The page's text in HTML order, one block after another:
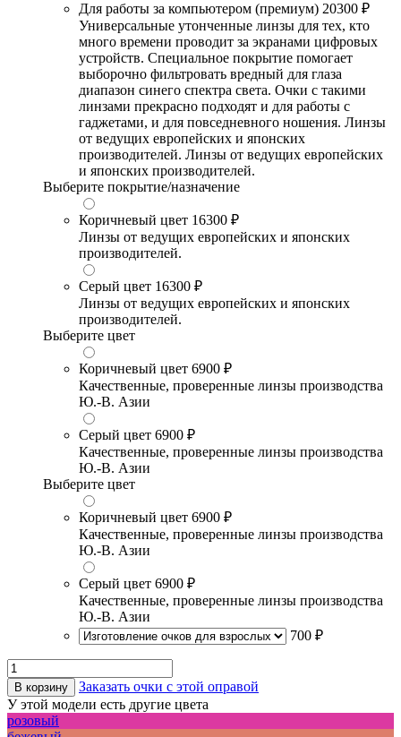
Для работы за компьютером (премиум) 20300 ₽
Универсальные утонченные линзы для тех, кто
много времени проводит за экранами цифровых
устройств. Специальное покрытие помогает
выборочно фильтровать вредный для глаза
диапазон синего спектра света. Очки с такими
линзами прекрасно подходят и для работы с
гаджетами, и для повседневного ношения. Линзы
от ведущих европейских и японских
производителей. Линзы от ведущих европейских
и японских производителей.
Выберите покрытие/назначение
Коричневый цвет 16300 ₽
Линзы от ведущих европейских и японских
производителей.
Серый цвет 16300 ₽
Линзы от ведущих европейских и японских
производителей.
Выберите цвет
Коричневый цвет 6900 ₽
Качественные, проверенные линзы производства
Ю.-В. Азии
Серый цвет 6900 ₽
Качественные, проверенные линзы производства
Ю.-В. Азии
Выберите цвет
Коричневый цвет 6900 ₽
Качественные, проверенные линзы производства
Ю.-В. Азии
Серый цвет 6900 ₽
Качественные, проверенные линзы производства
Ю.-В. Азии
700 ₽
В корзину
Заказать очки с этой оправой
У этой модели есть другие цвета
розовый